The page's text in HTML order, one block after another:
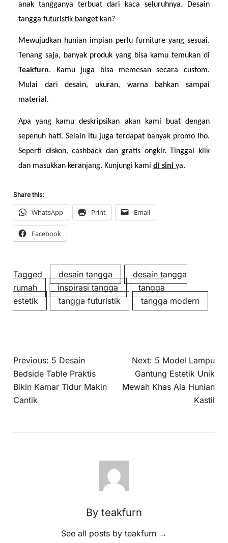
anak tangganya terbuat dari kaca seluruhnya. Desain
tangga futuristik banget kan?
Mewujudkan hunian impian perlu furniture yang sesuai.
Teakfurn. Kamu juga bisa memesan secara custom.
Mulai dari desain, ukuran, warna bahkan sampai
material.
Apa yang kamu deskripsikan akan kami buat dengan
sepenuh hati. Selain itu juga terdapat banyak promo lho.
Seperti diskon, cashback dan gratis ongkir. Tinggal klik
dan masukkan keranjang. Kunjungi kami di sini ya.
Share this:
WhatsApp Print Email
Facebook
Tagged desain tangga
desain tangga
rumah
inspirasi tangga
tangga
estetik
tangga futuristik tangga modern
Previous: 5 Desain
Bedside Table Praktis
Bikin Kamar Tidur Makin
Cantik
Next: 5 Model Lampu
Gantung Estetik Unik
Mewah Khas Ala Hunian
Kastil
By teakfurn
See all posts by teakfurn →